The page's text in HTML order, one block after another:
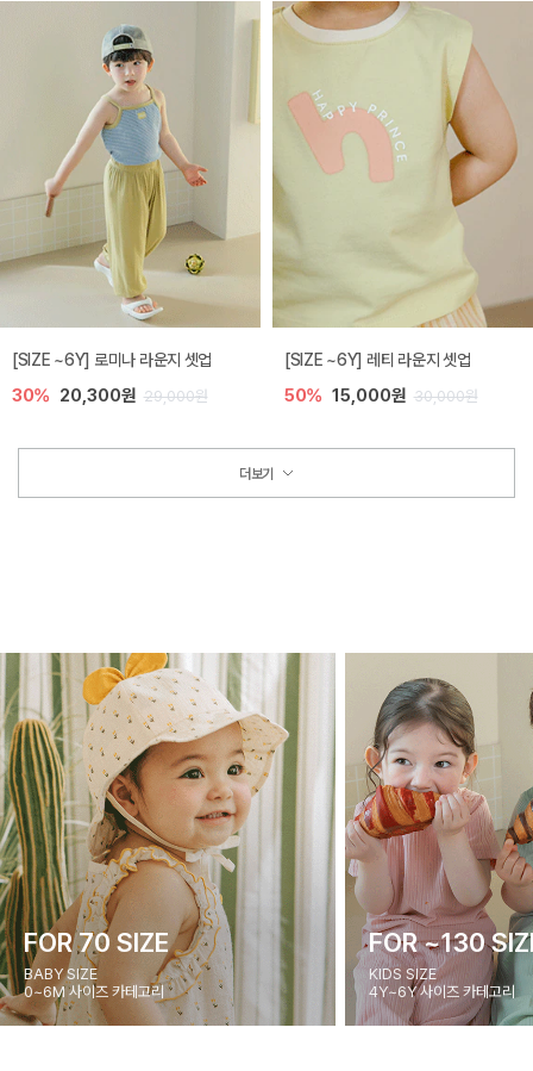
[SIZE ~6Y] 로미나 라운지 셋업
30% 20,300원 29,000원
[SIZE ~6Y] 레티 라운지 셋업
50% 15,000원 30,000원
더보기
FOR 70 SIZE
BABY SIZE
0~6M 사이즈 카테고리
FOR ~130
KIDS SIZE
4Y~6Y 사이즈 카테고리